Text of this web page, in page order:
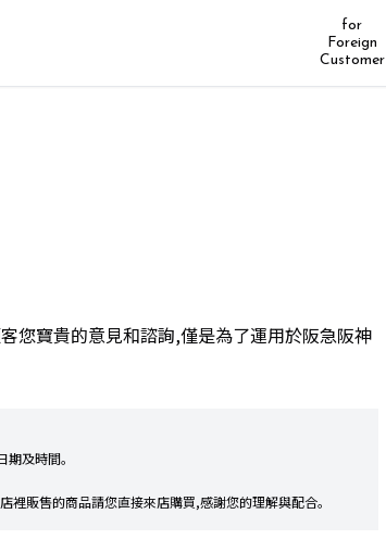
for
Foreign
Customer
您寶貴的意見和諮詢,僅是為了運用於阪急阪神
及時間。
販售的商品請您直接來店購買,感謝您的理解與配合。